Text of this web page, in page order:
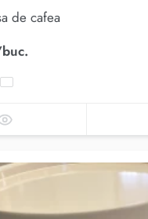
de cafea